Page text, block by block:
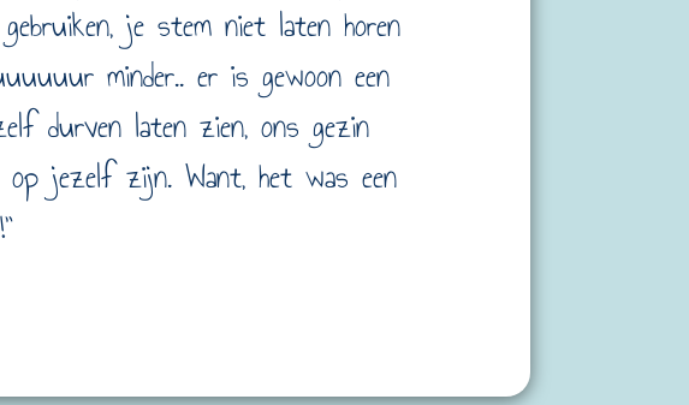
je stem niet laten horen
minder.. er is gewoon een
durven laten zien, ons gezin
jezelf zijn. Want, het was een